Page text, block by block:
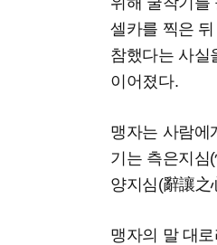
셀카를 찍은
참했다는 사실
이어졌다.
맹자는 사람에
기는 측은지심
양지심(辭讓之
맹자의 말 대